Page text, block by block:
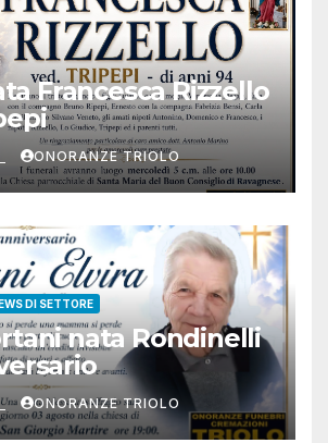
Francesca Rizzello
ONORANZE TRIOLO
DI SETTORE
nata Rondinelli
ONORANZE TRIOLO